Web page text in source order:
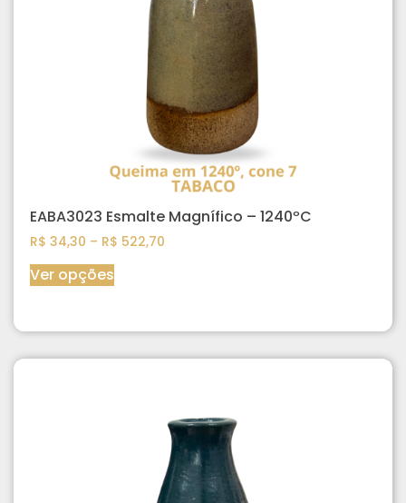
EABA3023 Esmalte Magnífico – 1240ºC
R$ 34,30 – R$ 522,70
Ver opções